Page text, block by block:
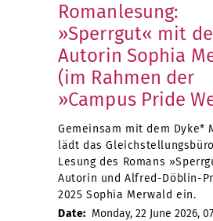
Romanlesung:
»Sperrgut« mit
Autorin Sophia
(im Rahmen der
»Campus Pride
Gemeinsam mit dem Dyke*
lädt das
Lesung des Romans
Autorin und Alfred-Döblin-
2025 Sophia Merwald ein.
Date: Monday, 22 June 2026,